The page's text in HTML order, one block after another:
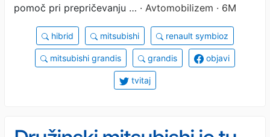
pomoč pri prepričevanju … · Avtomobilizem · 6M
hibrid mitsubishi renault symbioz
mitsubishi grandis grandis objavi
tvitaj